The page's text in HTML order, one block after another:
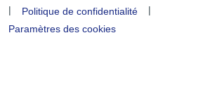
| Politique de confidentialité
|
Paramètres des cookies